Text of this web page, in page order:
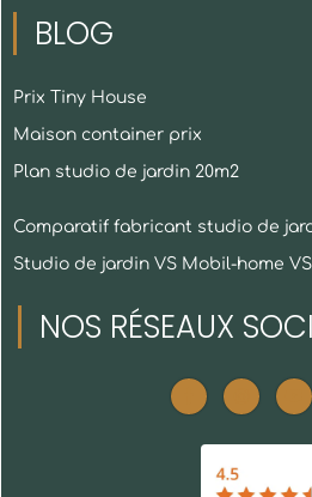
BLOG
Prix Tiny House
Maison container prix
Plan studio de jardin 20m2
Comparatif fabricant studio de
Studio de jardin VS Mobil-home
NOS RÉSEAUX